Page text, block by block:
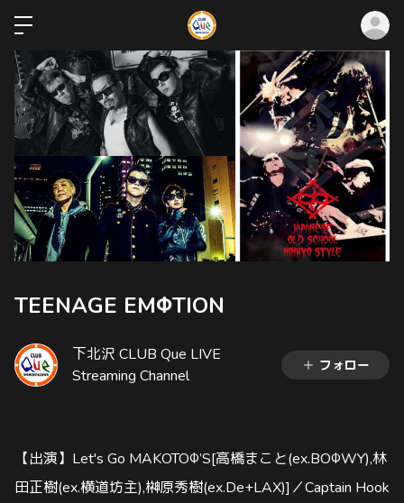
TEENAGE EMΦTION
下北沢 CLUB Que LIVE
Streaming Channel
フォロー
【出演】Let's Go MAKOTOΦ’S[高橋まこと(ex.BOΦWY),林
田正樹(ex.横道坊主),榊原秀樹(ex.De+LAX)]／Captain Hook